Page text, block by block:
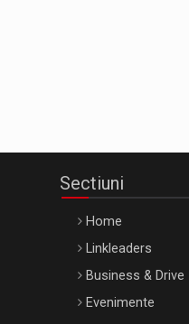
Sectiuni
Home
Linkleaders
Business & Drive
Evenimente